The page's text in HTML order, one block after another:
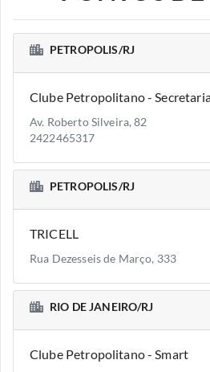
PETROPOLIS/RJ
Clube Petropolitano -
Av. Roberto Silveira, 82
2422465317
PETROPOLIS/RJ
TRICELL
Rua Dezesseis de Março, 333
RIO DE JANEIRO/RJ
Clube Petropolitano - Smart